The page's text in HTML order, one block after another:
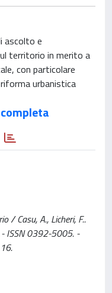
ascolto e
territorio in merito a
con particolare
urbanistica
/ Casu, A., Licheri, F..
- ISSN 0392-5005. -